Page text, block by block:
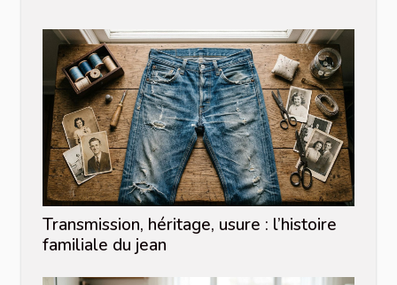
Transmission, héritage, usure : l’histoire
familiale du jean